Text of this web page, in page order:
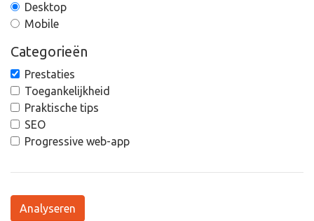
Desktop
Mobile
Categorieën
Prestaties
Toegankelijkheid
Praktische tips
SEO
Progressive web-app
Analyseren